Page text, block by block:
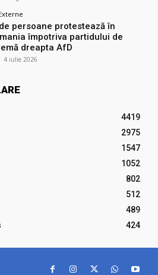
persoane protestează în
împotriva partidului de
dreapta AfD
- 4 iulie 2026
4419
2975
1547
1052
802
512
489
424